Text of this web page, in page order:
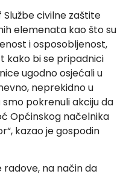
Službe civilne zaštite
elemenata kao što su
i osposobljenost,
kako bi se pripadnici
ugodno osjećali u
neprekidno u
pokrenuli akciju da
Općinskog načelnika
kazao je gospodin
na način da